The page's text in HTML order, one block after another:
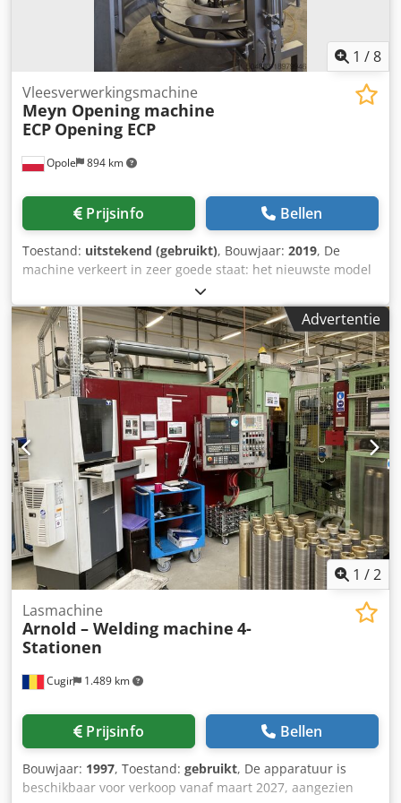
1 /8
Opole 894 km
Vleesverwerkingsmachine
Meyn Opening machine
ECP Opening ECP
Prijsinfo Bellen
Toestand: uitstekend (gebruikt), Bouwjaar: 2019, De
machine verkeert in zeer goede staat: het nieuwste model
is ontworpen voor het slachten en de eerste verwerking
van pluimvee en heeft een capaciteit van 13.500 vogels per
uur. Technische specificatie Model: 20x6" Capaciteit:
13.500 vogels/uur Levend gewicht: 1,2-4,0 kg Aantal
eenheden: 20 Beugelafstand: 6" Ijbtt Shev Avvuedfjar
Lengte (X): 2508 mm Hoogte (Y): 2985 mm Breedte (Z1):
1693 mm Breedte (Z2): 3092 mm Breedte (Z3): 2580 mm
Gewicht: 1535 kg Waterverbruik: 1,0 m³/u Crjdpfjwdidmex
Ahqjf Wateraansluiting: Hoge druk: 40 bar; Gemiddelde
druk: 8 bar; Lage druk: 2-3 bar Waterinlaat: 3/8" BSP
Afvoeraansluiting: DN100 BSP
Advertentie
1 /2
Cugir 1.489 km
Lasmachine
Arnold – Welding machine 4-
Stationen
Prijsinfo Bellen
Bouwjaar: 1997, Toestand: gebruikt, De apparatuur is
beschikbaar voor verkoop vanaf maart 2027, aangezien